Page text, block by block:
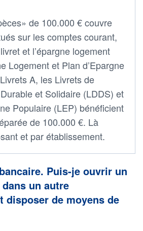
de 100.000 € couvre
sur les comptes courant,
et l’épargne logement
Logement et Plan d’Epargne
A, les Livrets de
et Solidaire (LDDS) et
Populaire (LEP) bénéficient
de 100.000 €. Là
et par établissement.
Puis-je ouvrir un
un autre
disposer de moyens de